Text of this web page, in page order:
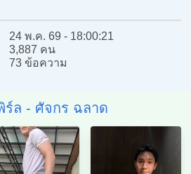
24 พ.ค. 69 - 18:00:21
3,887 คน
73 ข้อความ
ร์ล - ศัจกร ฉลาด